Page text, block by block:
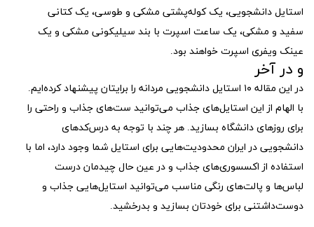
استایل دانشجویی، یک کوله‌پشتی مشکی و طوسی، یک کتانی
سفید و مشکی، یک ساعت اسپرت با بند سیلیکونی مشکی و یک
عینک ویفری اسپرت خواهند بود.
و در آخر
در این مقاله ۱۰ استایل دانشجویی مردانه را برایتان پیشنهاد کرده‌ایم.
با الهام از این استایل‌های جذاب می‌توانید ست‌های جذاب و راحتی را
برای روزهای دانشگاه بسازید. هر چند با توجه به درس‌کد‌های
دانشجویی در ایران محدودیت‌هایی برای استایل شما وجود دارد، اما با
استفاده از اکسسوری‌های جذاب و در عین حال چیدمان درست
لباس‌ها و پالت‌های رنگی مناسب می‌توانید استایل‌هایی جذاب و
دوست‌داشتنی برای خودتان بسازید و بدرخشید.